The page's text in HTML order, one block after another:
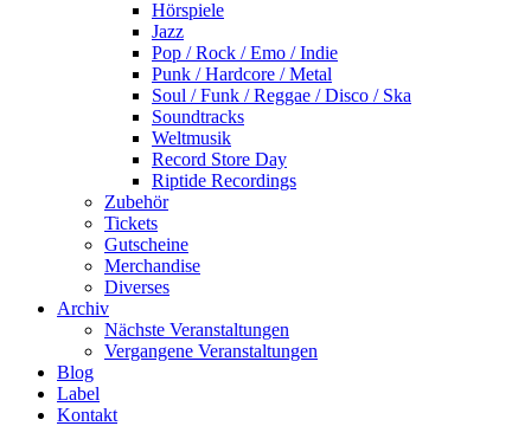
Hörspiele
Jazz
Pop / Rock / Emo / Indie
Punk / Hardcore / Metal
Soul / Funk / Reggae / Disco / Ska
Soundtracks
Weltmusik
Record Store Day
Riptide Recordings
Zubehör
Tickets
Gutscheine
Merchandise
Diverses
Archiv
Nächste Veranstaltungen
Vergangene Veranstaltungen
Blog
Label
Kontakt